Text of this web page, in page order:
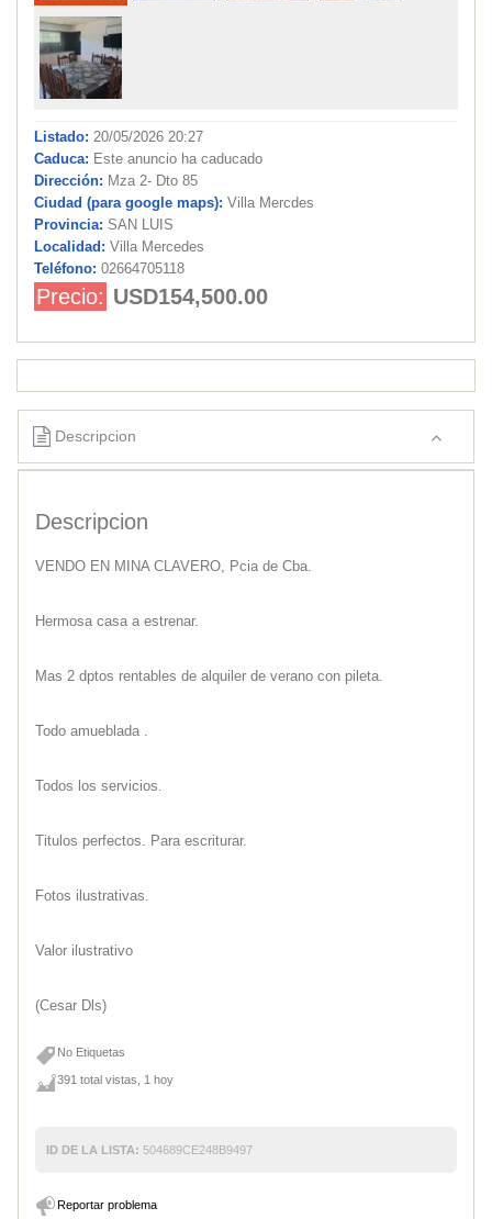
Listado: 20/05/2026 20:27
Caduca: Este anuncio ha caducado
Dirección: Mza 2- Dto 85
Ciudad (para google maps): Villa Mercdes
Provincia: SAN LUIS
Localidad: Villa Mercedes
Teléfono: 02664705118
Precio: USD154,500.00
Descripcion
Descripcion
VENDO EN MINA CLAVERO, Pcia de Cba.
Hermosa casa a estrenar.
Mas 2 dptos rentables de alquiler de verano con pileta.
Todo amueblada .
Todos los servicios.
Titulos perfectos. Para escriturar.
Fotos ilustrativas.
Valor ilustrativo
(Cesar Dls)
No Etiquetas
391 total vistas, 1 hoy
ID DE LA LISTA: 504689CE248B9497
Reportar problema